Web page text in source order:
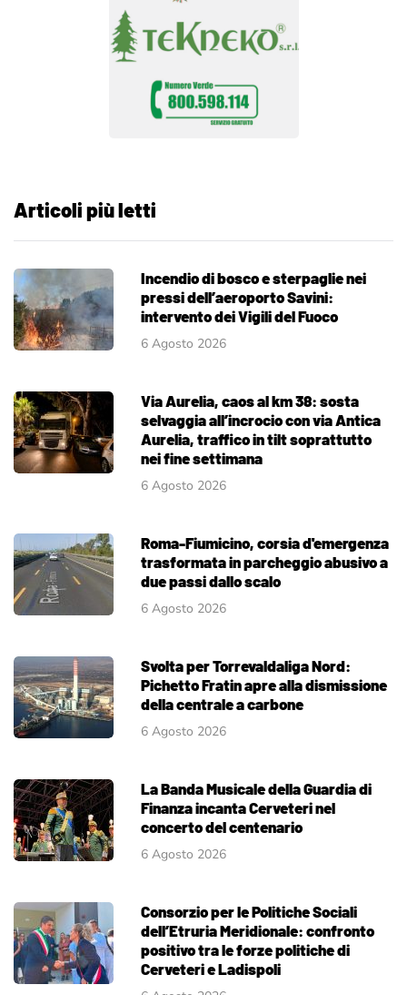
Articoli più letti
Incendio di bosco e sterpaglie nei
pressi dell’aeroporto Savini:
intervento dei Vigili del Fuoco
6 Agosto 2026
Via Aurelia, caos al km 38: sosta
selvaggia all’incrocio con via Antica
Aurelia, traffico in tilt soprattutto
nei fine settimana
6 Agosto 2026
Roma-Fiumicino, corsia d'emergenza
trasformata in parcheggio abusivo a
due passi dallo scalo
6 Agosto 2026
Svolta per Torrevaldaliga Nord:
Pichetto Fratin apre alla dismissione
della centrale a carbone
6 Agosto 2026
La Banda Musicale della Guardia di
Finanza incanta Cerveteri nel
concerto del centenario
6 Agosto 2026
Consorzio per le Politiche Sociali
dell’Etruria Meridionale: confronto
positivo tra le forze politiche di
Cerveteri e Ladispoli